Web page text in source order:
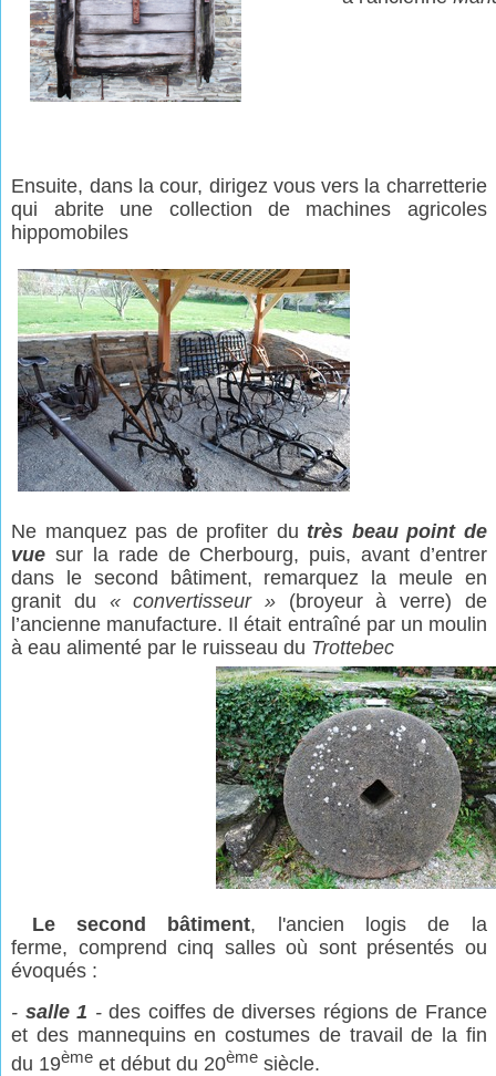
Ensuite, dans la cour, dirigez vous vers la charretterie
qui abrite une collection de machines agricoles
hippomobiles
Ne manquez pas de profiter du très beau point de
vue sur la rade de Cherbourg, puis, avant d’entrer
dans le second bâtiment, remarquez la meule en
granit du « convertisseur » (broyeur à verre) de
l’ancienne manufacture. Il était entraîné par un moulin
à eau alimenté par le ruisseau du Trottebec
Le second bâtiment, l'ancien logis de la
ferme, comprend cinq salles où sont présentés ou
évoqués :
- salle 1 -des coiffes de diverses régions de France
et des mannequins en costumes de travail de la fin
du 19ème et début du 20ème siècle.